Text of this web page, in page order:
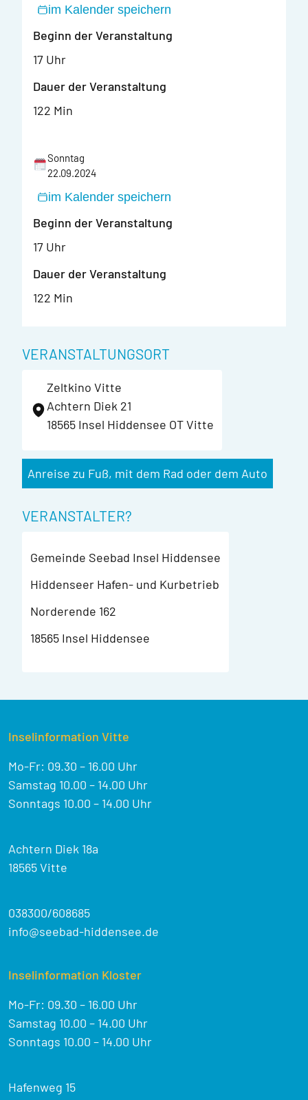
im Kalender speichern
Beginn der Veranstaltung
17 Uhr
Dauer der Veranstaltung
122 Min
Sonntag
22.09.2024
im Kalender speichern
Beginn der Veranstaltung
17 Uhr
Dauer der Veranstaltung
122 Min
VERANSTALTUNGSORT
Zeltkino Vitte
Achtern Diek 21
18565 Insel Hiddensee OT Vitte
Anreise zu Fuß, mit dem Rad oder dem Auto
VERANSTALTER?
Gemeinde Seebad Insel Hiddensee
Hiddenseer Hafen- und Kurbetrieb
Norderende 162
18565 Insel Hiddensee
Inselinformation Vitte
Mo-Fr: 09.30 – 16.00 Uhr
Samstag 10.00 – 14.00 Uhr
Sonntags 10.00 – 14.00 Uhr
Achtern Diek 18a
18565 Vitte
038300/608685
info@seebad-hiddensee.de
Inselinformation Kloster
Mo-Fr: 09.30 – 16.00 Uhr
Samstag 10.00 – 14.00 Uhr
Sonntags 10.00 – 14.00 Uhr
Hafenweg 15